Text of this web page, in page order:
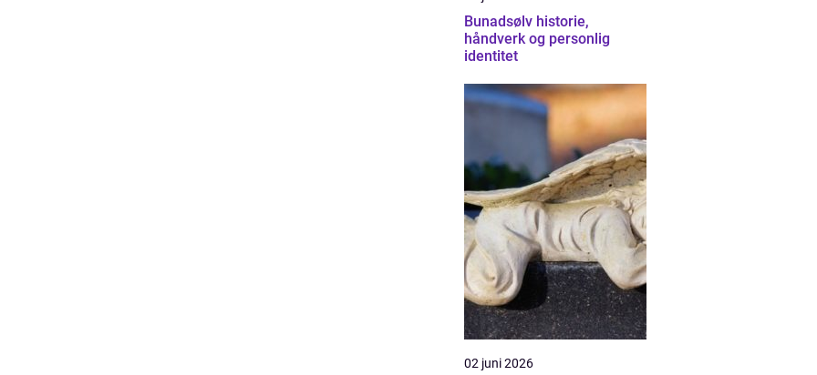
Bunadsølv historie,
håndverk og personlig
identitet
02 juni 2026